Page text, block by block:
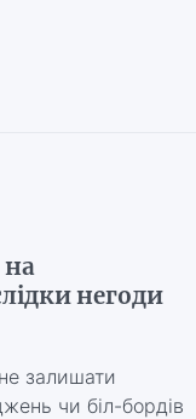
на
негоди
залишати
чи біл-бордів